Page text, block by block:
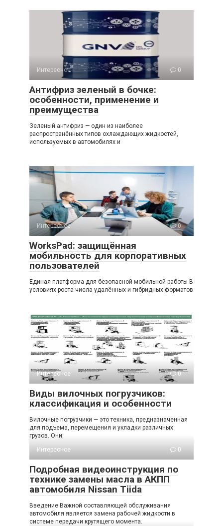
Интересное 0
Антифриз зеленый в бочке:
особенности, применение и
преимущества
Зеленый антифриз — один из наиболее
распространённых типов охлаждающих жидкостей,
используемых в автомобилях и
Интересное 0
WorksPad: защищённая
мобильность для корпоративных
пользователей
Единая платформа для безопасной мобильной работы В
условиях роста числа удалённых и гибридных форматов
Интересное 0
Виды вилочных погрузчиков:
классификация и особенности
Вилочные погрузчики — это техника, предназначенная
для подъема, перемещения и укладки различных
грузов. Они
Интересное
0
Подробная видеоинструкция по
технике замены масла в АКПП
автомобиля Nissan Tiida
Введение Важной составляющей обслуживания
автомобиля является замена рабочей жидкости в
системе передачи крутящего момента.